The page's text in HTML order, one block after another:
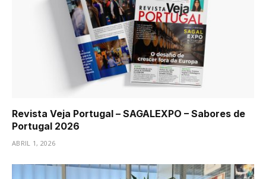
Revista Veja Portugal – SAGALEXPO – Sabores de
Portugal 2026
ABRIL 1, 2026